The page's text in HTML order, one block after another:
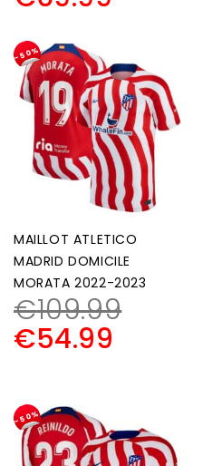
-50%
MAILLOT ATLETICO
MADRID DOMICILE
MORATA 2022-2023
€109.99
€54.99
-50%